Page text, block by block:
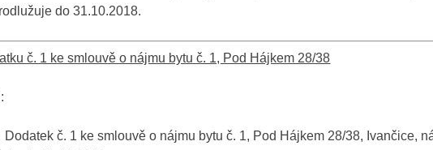
do 31.10.2018.
č. 1 ke smlouvě o nájmu bytu č. 1, Pod Hájkem 28/38
č. 1 ke smlouvě o nájmu bytu č. 1, Pod Hájkem 28/38, Ivančice,